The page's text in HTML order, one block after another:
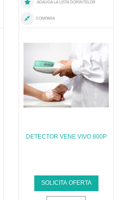
ADAUGA LA LISTA DORINTELOR
COMPARA
DETECTOR VENE VIVO 800P
SOLICITA OFERTA